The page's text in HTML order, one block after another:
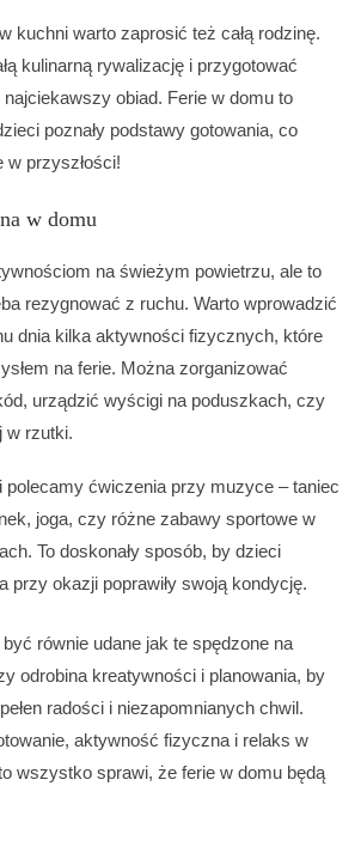
kuchni warto zaprosić też całą rodzinę.
kulinarną rywalizację i przygotować
obiad. Ferie w domu to
poznały podstawy gotowania, co
w przyszłości!
w domu
na świeżym powietrzu, ale to
rezygnować z ruchu. Warto wprowadzić
dnia kilka aktywności fizycznych, które
na ferie. Można zorganizować
urządzić wyścigi na poduszkach, czy
w rzutki.
polecamy ćwiczenia przy muzyce – taniec
joga, czy różne zabawy sportowe w
To doskonały sposób, by dzieci
przy okazji poprawiły swoją kondycję.
równie udane jak te spędzone na
odrobina kreatywności i planowania, by
radości i niezapomnianych chwil.
aktywność fizyczna i relaks w
wszystko sprawi, że ferie w domu będą